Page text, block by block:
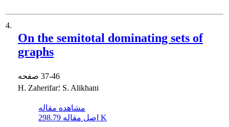
4.
On the semitotal dominating sets of
graphs
37-46
H. Zaherifar؛ S. Alikhani
مشاهده مقاله
اصل مقاله 298.79 K